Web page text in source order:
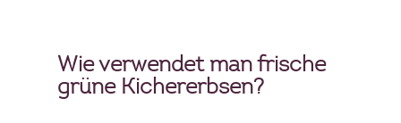
Wie verwendet man frische
grüne Kichererbsen?